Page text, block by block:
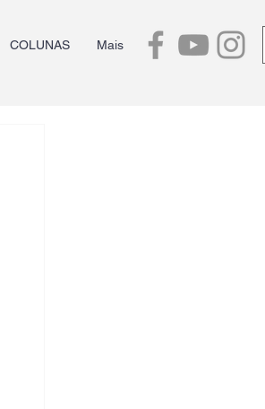
COLUNAS Mais